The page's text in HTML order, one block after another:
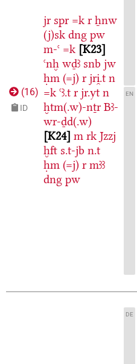
(16)
ID
jr spr =k r ẖnw
(j)sk dng pw
m-ꜥ =k K23
ꜥnḫ wḏꜣ snb jw
ḥm (=j) r jri̯.t n
=k ꜥꜣ.t r jr.yt n
ḫtm(.w)-nṯr Bꜣ-
wr-ḏd(.w)
K24 m rk Jzzj
ḫft s.t-jb n.t
ḥm (=j) r mꜣꜣ
dng pw
EN
DE